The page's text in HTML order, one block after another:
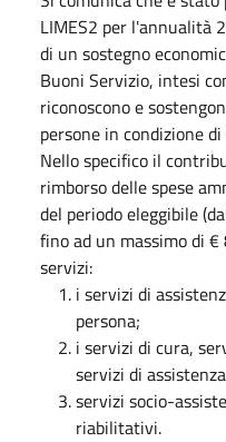
LIMES2 per l'annualità
di un sostegno
Buoni Servizio, intesi
riconoscono e
persone in condizione
Nello specifico il
rimborso delle spese
del periodo eleggibile
fino ad un massimo di
servizi:
i servizi di
persona;
i servizi di cura,
servizi di
servizi socio-
riabilitativi.